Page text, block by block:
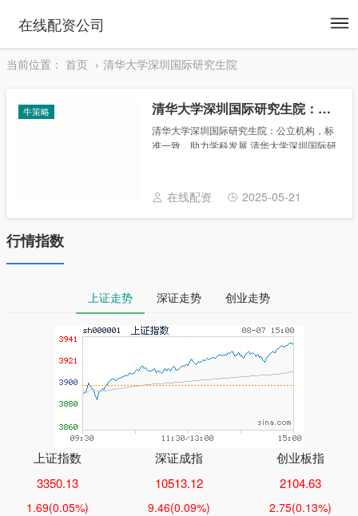
在线配资公司
当前位置： 首页 清华大学深圳国际研究生院
牛策略 清华大学深圳国际研究生院：公立机构，标准一致，助力学科发展
清华大学深圳国际研究生院：公立机构，标
准一致，助力学科发展 清华大学深圳国际研
景下，由清华大学与深圳市合作共......
在线配资 2025-05-21
行情指数
上证走势 深证走势 创业走势
上证指数
3350.13
1.69(0.05%)
深证成指
10513.12
9.46(0.09%)
创业板指
2104.63
2.75(0.13%)